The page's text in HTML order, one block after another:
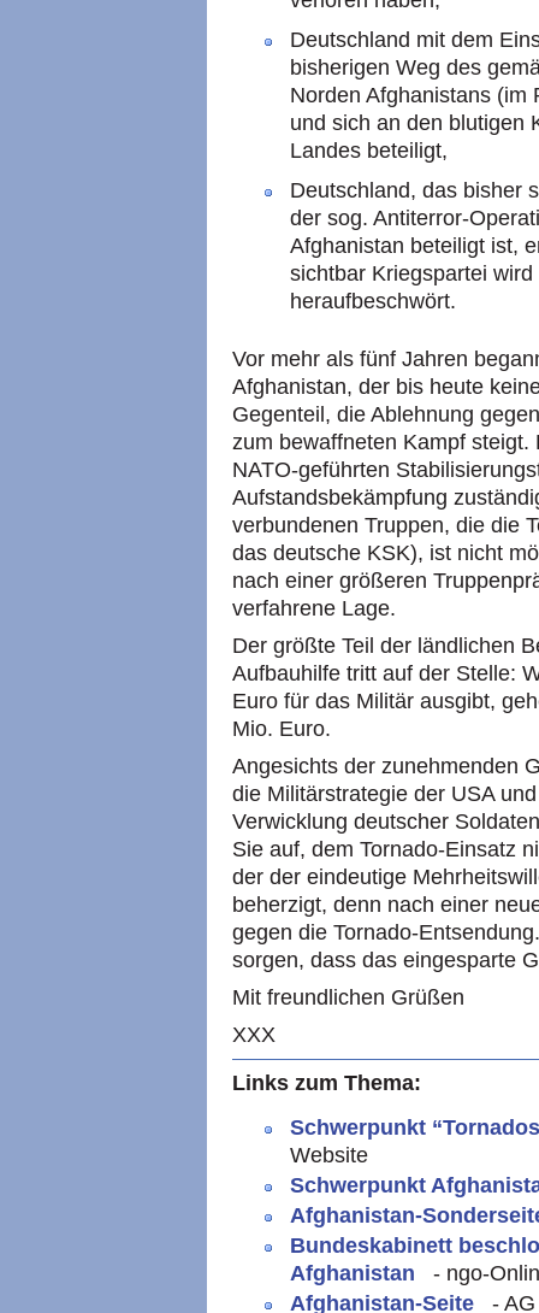
Deutschland mit dem
bisherigen Weg des
Norden Afghanistans (im
und sich an den blutigen
Landes beteiligt,
Deutschland, das bisher
der sog. Antiterror-
Afghanistan beteiligt ist,
sichtbar Kriegspartei
heraufbeschwört.
Vor mehr als fünf Jahren
Afghanistan, der bis heute
Gegenteil, die Ablehnung
zum bewaffneten Kampf
NATO-geführten
Aufstandsbekämpfung
verbundenen Truppen, die die
das deutsche KSK), ist nicht
nach einer größeren
verfahrene Lage.
Der größte Teil der ländlichen
Aufbauhilfe tritt auf der Stelle:
Euro für das Militär ausgibt,
Mio. Euro.
Angesichts der zunehmenden
die Militärstrategie der USA
Verwicklung deutscher
Sie auf, dem Tornado-Einsatz
der der eindeutige
beherzigt, denn nach einer
gegen die Tornado-
sorgen, dass das eingesparte
Mit freundlichen Grüßen
XXX
Links zum Thema:
Schwerpunkt
Website
Schwerpunkt
Afghanistan-
Bundeskabinett
Afghanistan
- ngo-
Afghanistan-Seite
-